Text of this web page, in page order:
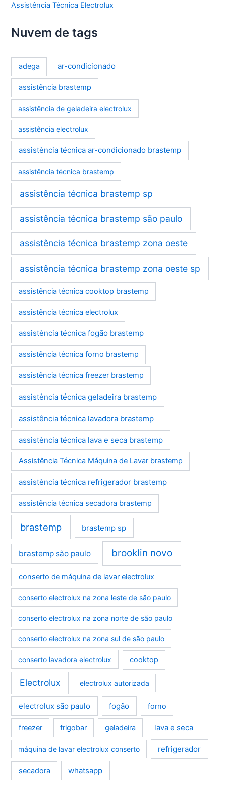
Assistência Técnica Electrolux
Nuvem de tags
adega ar-condicionado
assistência brastemp
assistência de geladeira electrolux
assistência electrolux
assistência técnica ar-condicionado brastemp
assistência técnica brastemp
assistência técnica brastemp sp
assistência técnica brastemp são paulo
assistência técnica brastemp zona oeste
assistência técnica brastemp zona oeste sp
assistência técnica cooktop brastemp
assistência técnica electrolux
assistência técnica fogão brastemp
assistência técnica forno brastemp
assistência técnica freezer brastemp
assistência técnica geladeira brastemp
assistência técnica lavadora brastemp
assistência técnica lava e seca brastemp
Assistência Técnica Máquina de Lavar brastemp
assistência técnica refrigerador brastemp
assistência técnica secadora brastemp
brastemp brastemp sp
brastemp são paulo brooklin novo
conserto de máquina de lavar electrolux
conserto electrolux na zona leste de são paulo
conserto electrolux na zona norte de são paulo
conserto electrolux na zona sul de são paulo
conserto lavadora electrolux cooktop
Electrolux electrolux autorizada
electrolux são paulo fogão forno
freezer frigobar geladeira lava e seca
máquina de lavar electrolux conserto refrigerador
secadora whatsapp